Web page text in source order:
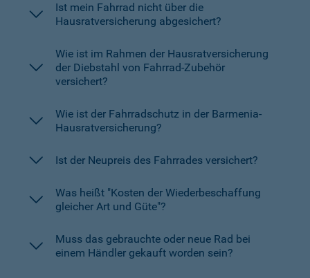
Ist mein Fahrrad nicht über die
Hausratversicherung abgesichert?
Wie ist im Rahmen der Hausratversicherung
der Diebstahl von Fahrrad-Zubehör
versichert?
Wie ist der Fahrradschutz in der Barmenia-
Hausratversicherung?
Ist der Neupreis des Fahrrades versichert?
Was heißt "Kosten der Wiederbeschaffung
gleicher Art und Güte"?
Muss das gebrauchte oder neue Rad bei
einem Händler gekauft worden sein?